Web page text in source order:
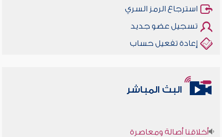
استرجاع الرمز السري
تسجيل عضو جديد
إعادة تفعيل حساب
البث المباشر
أخلاقنا أصالة ومعاصرة